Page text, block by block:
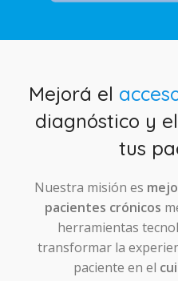
Mejorá el
diagnóstico y
tus
Nuestra misión es
pacientes crónicos
herramientas
transformar la
paciente en el